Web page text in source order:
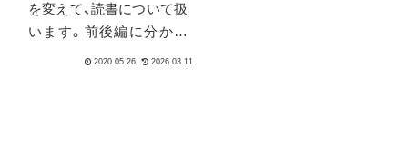
を変えて、読書について扱
います。前後編に分かれ